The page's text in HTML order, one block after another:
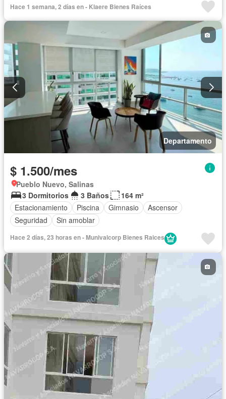
Hace 1 semana, 2 días en - Klaere Bienes Raíces
Departamento
$ 1.500/mes
Pueblo Nuevo, Salinas
3 Dormitorios
3 Baños
164 m²
Estacionamiento
Piscina Gimnasio
Ascensor
Seguridad
Sin amoblar
Hace 2 días, 23 horas en - Munivalcorp Bienes Raices